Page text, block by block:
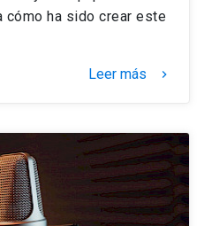
cómo ha sido crear este
Leer más keyboard_arrow_right